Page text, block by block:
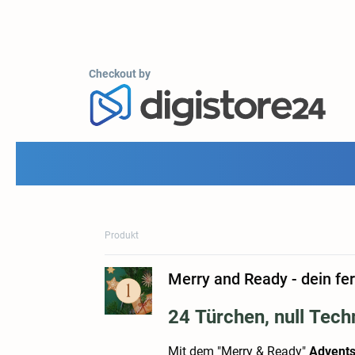
Checkout by
Produkt
Merry and Ready - dein
24 Türchen, null
Mit dem "Merry & Ready"